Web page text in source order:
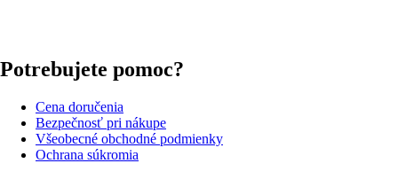
Potrebujete pomoc?
Cena doručenia
Bezpečnosť pri nákupe
Všeobecné obchodné podmienky
Ochrana súkromia